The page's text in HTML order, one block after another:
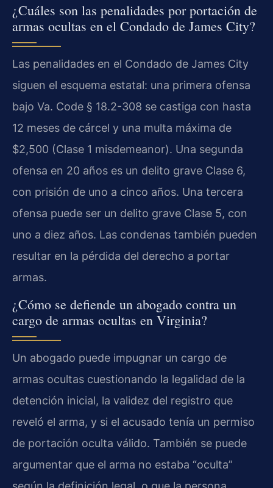
¿Cuáles son las penalidades por portación de
armas ocultas en el Condado de James City?
Las penalidades en el Condado de James City
siguen el esquema estatal: una primera ofensa
bajo Va. Code § 18.2-308 se castiga con hasta
12 meses de cárcel y una multa máxima de
$2,500 (Clase 1 misdemeanor). Una segunda
ofensa en 20 años es un delito grave Clase 6,
con prisión de uno a cinco años. Una tercera
ofensa puede ser un delito grave Clase 5, con
uno a diez años. Las condenas también pueden
resultar en la pérdida del derecho a portar
armas.
¿Cómo se defiende un abogado contra un
cargo de armas ocultas en Virginia?
Un abogado puede impugnar un cargo de
armas ocultas cuestionando la legalidad de la
detención inicial, la validez del registro que
reveló el arma, y si el acusado tenía un permiso
de portación oculta válido. También se puede
argumentar que el arma no estaba “oculta”